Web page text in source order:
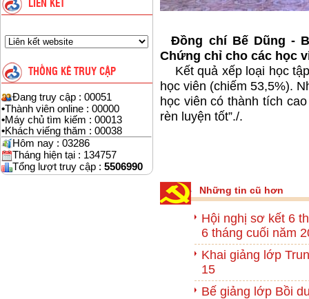
LIÊN KẾT
THỐNG KÊ TRUY CẬP
Đang truy cập : 00051
•Thành viên online : 00000
•Máy chủ tìm kiếm : 00013
•Khách viếng thăm : 00038
Hôm nay : 03286
Tháng hiện tại : 134757
Tổng lượt truy cập : 5506990
Đồng chí Bế Dũng -
Chứng chỉ cho các học
Kết quả xếp loại học
học viên (chiếm 53,5%).
học viên có thành tích
rèn luyện tốt”./.
Những tin cũ hơn
Hội nghị sơ kết 6
6 tháng cuối năm
Khai giảng lớp
15
Bế giảng lớp Bồi